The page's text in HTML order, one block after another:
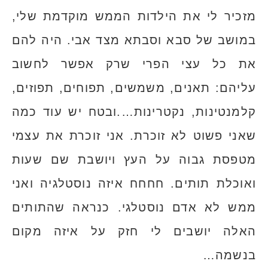
מזכיר לי את הילדות הממש מוקדמת שלי,
במושב של סבא וסבתא מצד אבי. היה להם
את כל עצי הפרי שרק אפשר לחשוב
עליהם: תאנים, משמשים, תפוחים, תפוזים,
קלמנטינות, נקטרינות….ובטח יש עוד כמה
שאני פשוט לא זוכרת. אני זוכרת את עצמי
מטפסת גבוה על העץ ויושבת שם שעות
ואוכלת תותים. חחחח איזה נוסטלגיה ואני
ממש לא אדם נוסטלגי. כנראה שהתותים
האלה יושבים לי חזק על איזה מקום
בנשמה…